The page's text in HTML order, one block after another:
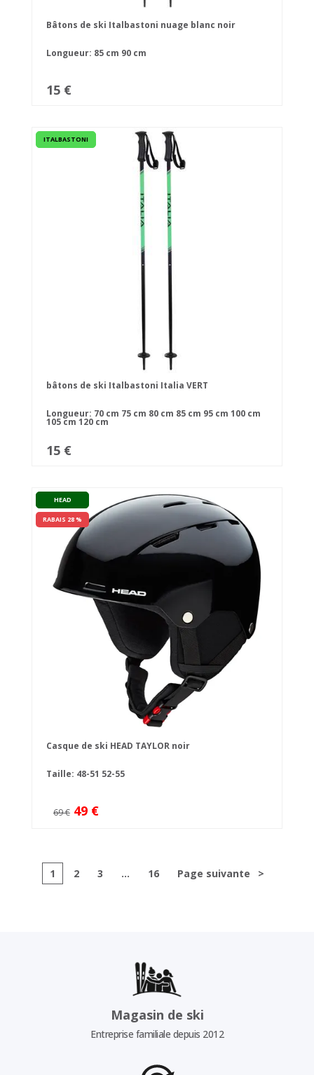
Bâtons de ski Italbastoni nuage blanc noir
Longueur: 85 cm 90 cm
15 €
ITALBASTONI
bâtons de ski Italbastoni Italia VERT
Longueur: 70 cm 75 cm 80 cm 85 cm 95 cm 100 cm
105 cm 120 cm
15 €
HEAD
RABAIS 28 %
Casque de ski HEAD TAYLOR noir
Taille: 48-51 52-55
69 € 49 €
1 2 3 ... 16 Page suivante >
Magasin de ski
Entreprise familiale depuis 2012